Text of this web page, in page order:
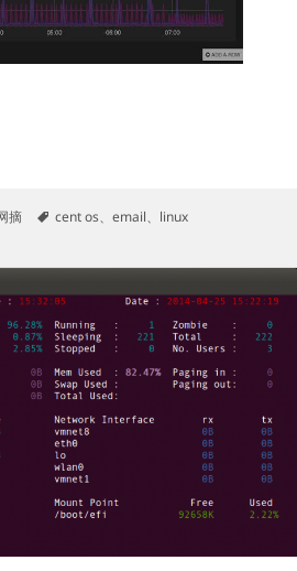
务器监控工具
摘
标
cent os、email、 linux
具